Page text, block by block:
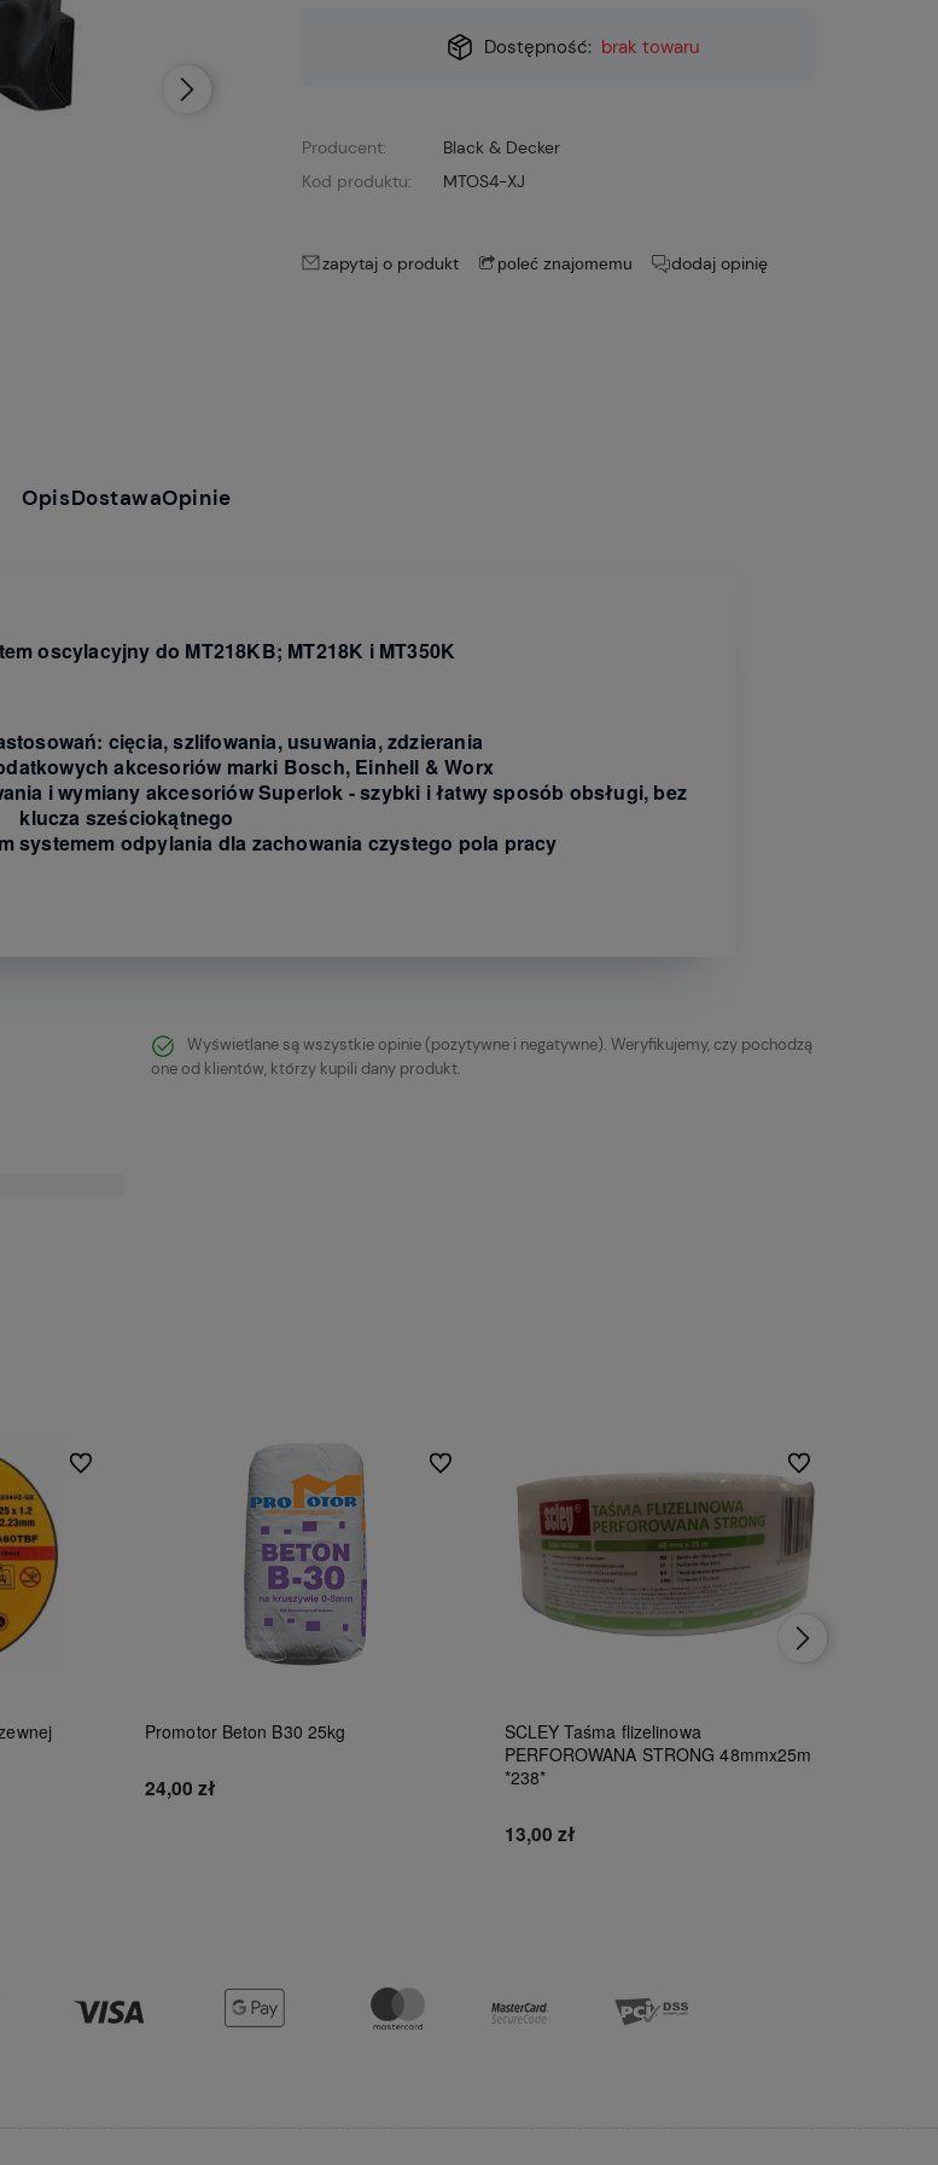
Dostępność: brak towaru
Producent:
Black & Decker
Kod produktu:
MTOS4-XJ
zapytaj o produkt poleć znajomemu dodaj opinię
OpisDostawaOpinie
oscylacyjny do MT218KB; MT218K i MT350K
cięcia, szlifowania, usuwania, zdzierania
akcesoriów marki Bosch, Einhell & Worx
i wymiany akcesoriów Superlok - szybki i łatwy sposób obsługi, bez
klucza sześciokątnego
systemem odpylania dla zachowania czystego pola pracy
Wyświetlane są wszystkie opinie (pozytywne i negatywne). Weryfikujemy, czy pochodzą
one od klientów, którzy kupili dany produkt.
Do ulubionych
Promotor Beton B30 25kg
24,00 zł
Do ulubionych
SCLEY Taśma flizelinowa
PERFOROWANA STRONG 48mmx25m
*238*
13,00 zł
Do ulubionych